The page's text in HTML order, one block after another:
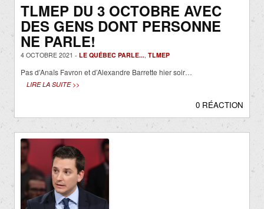
TLMEP DU 3 OCTOBRE AVEC
DES GENS DONT PERSONNE
NE PARLE!
4 OCTOBRE 2021 - LE QUÉBEC PARLE..., TLMEP
Pas d’Anaïs Favron et d’Alexandre Barrette hier soir…
LIRE LA SUITE >>
0 RÉACTION